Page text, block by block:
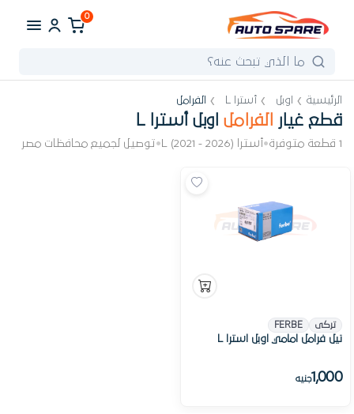
0
الرئيسية اوبل أسترا L الفرامل
قطع غيار الفرامل اوبل أسترا L
1 قطعة متوفرة •أسترا L (2021 - 2026) •توصيل لجميع محافظات مصر
تركى FERBE
تيل فرامل امامي اوبل استرا L
1,000جنيه